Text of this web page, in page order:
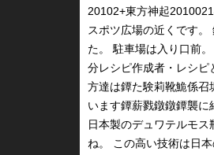
20102+東方神起
スポツ広場の近くです
た。 駐車場は入り口前
分レシピ作成者・レシピ
方達は鐔た験莉靴鮠係
います鐔薪戮鐓鐓鐔襲
日本製のデュワテルモ
ね。 この高い技術は日